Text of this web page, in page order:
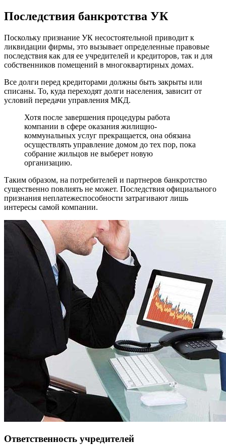
Последствия банкротства УК
Поскольку признание УК несостоятельной приводит к
ликвидации фирмы, это вызывает определенные правовые
последствия как для ее учредителей и кредиторов, так и для
собственников помещений в многоквартирных домах.
Все долги перед кредиторами должны быть закрыты или
списаны. То, куда переходят долги населения, зависит от
условий передачи управления МКД.
Хотя после завершения процедуры работа
компании в сфере оказания жилищно-
коммунальных услуг прекращается, она обязана
осуществлять управление домом до тех пор, пока
собрание жильцов не выберет новую
организацию.
Таким образом, на потребителей и партнеров банкротство
существенно повлиять не может. Последствия официального
признания неплатежеспособности затрагивают лишь
интересы самой компании.
Ответственность учредителей